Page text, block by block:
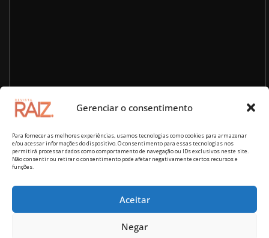
Gerenciar o consentimento
Para fornecer as melhores experiências, usamos tecnologias como cookies para armazenar
e/ou acessar informações do dispositivo. O consentimento para essas tecnologias nos
permitirá processar dados como comportamento de navegação ou IDs exclusivos neste site.
Não consentir ou retirar o consentimento pode afetar negativamente certos recursos e
funções.
Aceitar
Negar
direitos reservados.